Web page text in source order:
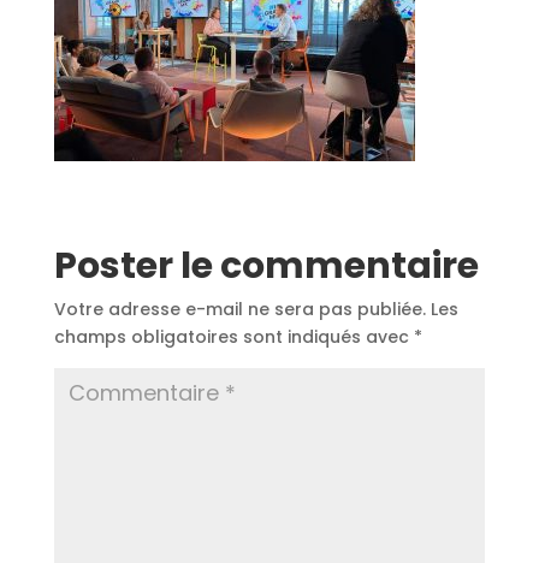
Poster le commentaire
Votre adresse e-mail ne sera pas publiée. Les
champs obligatoires sont indiqués avec *